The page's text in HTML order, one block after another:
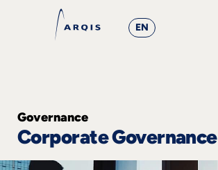
EN
Fokusgruppen
+
Governance
Corporate Governance